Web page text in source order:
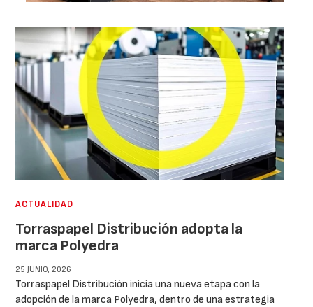
ACTUALIDAD
Torraspapel Distribución adopta la
marca Polyedra
25 JUNIO, 2026
Torraspapel Distribución inicia una nueva etapa con la
adopción de la marca Polyedra, dentro de una estrategia